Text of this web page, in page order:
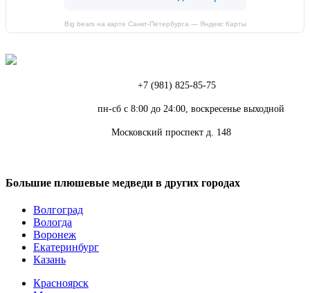
Big bears на карте Санкт‑Петербурга — Яндекс Карты
+7 (981) 825-85-75
пн-сб с 8:00 до 24:00, воскресенье выходной
Московский проспект д. 148
Большие плюшевые медведи в других городах
Волгоград
Вологда
Воронеж
Екатеринбург
Казань
Красноярск